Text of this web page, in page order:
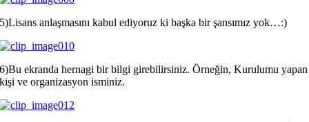
5)Lisans anlaşmasını kabul ediyoruz ki başka bir şansımız yok…:)
6)Bu ekranda hernagi bir bilgi girebilirsiniz. Örneğin, Kurulumu yapan
kişi ve organizasyon isminiz.